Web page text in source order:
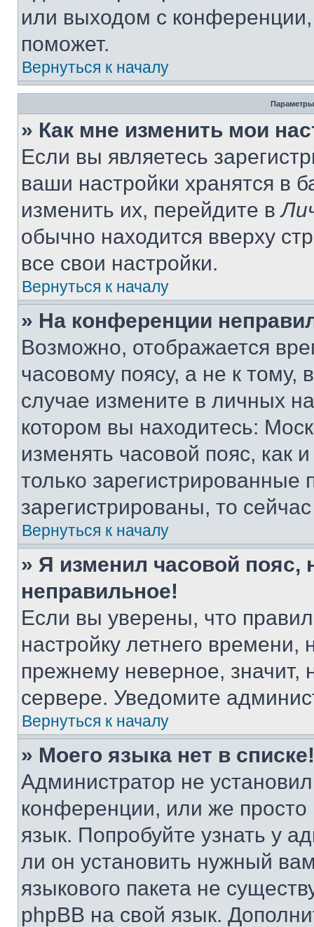
или выходом с
поможет.
Вернуться к началу
Параметры
» Как мне изменить мои
Если вы являетесь
ваши настройки хранятся в
изменить их, перейдите в
обычно находится вверху
все свои настройки.
Вернуться к началу
» На конференции
Возможно, отображается
часовому поясу, а не к тому,
случае измените в личных
котором вы находитесь:
изменять часовой пояс, как
только
зарегистрированы, то
Вернуться к началу
» Я изменил часовой пояс,
неправильное!
Если вы уверены, что
настройку летнего
прежнему неверное, значит,
сервере. Уведомите
Вернуться к началу
» Моего языка нет в списке!
Администратор не
конференции, или же
язык. Попробуйте узнать у
ли он установить нужный
языкового пакета не
phpBB на свой язык.